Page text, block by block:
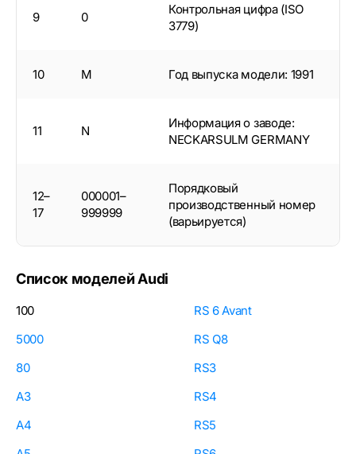
9 0
Контрольная цифра (ISO
3779)
10 M Год выпуска модели: 1991
11 N
Информация о заводе:
NECKARSULM GERMANY
12–
17
000001–
999999
Порядковый
производственный номер
(варьируется)
Список моделей Audi
100
5000
80
A3
A4
RS 6 Avant
RS Q8
RS3
RS4
RS5